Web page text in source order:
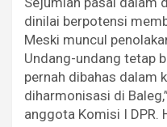
dinilai berpotensi
Meski muncul
Undang-undang tetap
pernah dibahas dalam
diharmonisasi di
anggota Komisi I DPR.